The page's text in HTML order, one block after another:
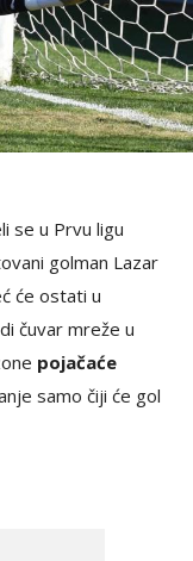
se u Prvu ligu
golman Lazar
će ostati u
čuvar mreže u
pojačaće
samo čiji će gol